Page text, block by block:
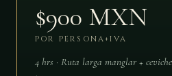
$900 MXN
POR PERSONA+IVA
4 hrs · Ruta larga manglar +